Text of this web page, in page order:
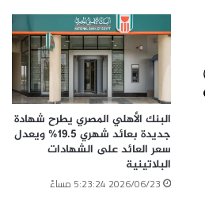
البنك الأهلي المصري يطرح شهادة
جديدة بعائد شهري 19.5% ويعدل
سعر العائد على الشهادات
البلاتينية
2026/06/23 5:23:24 مساءً